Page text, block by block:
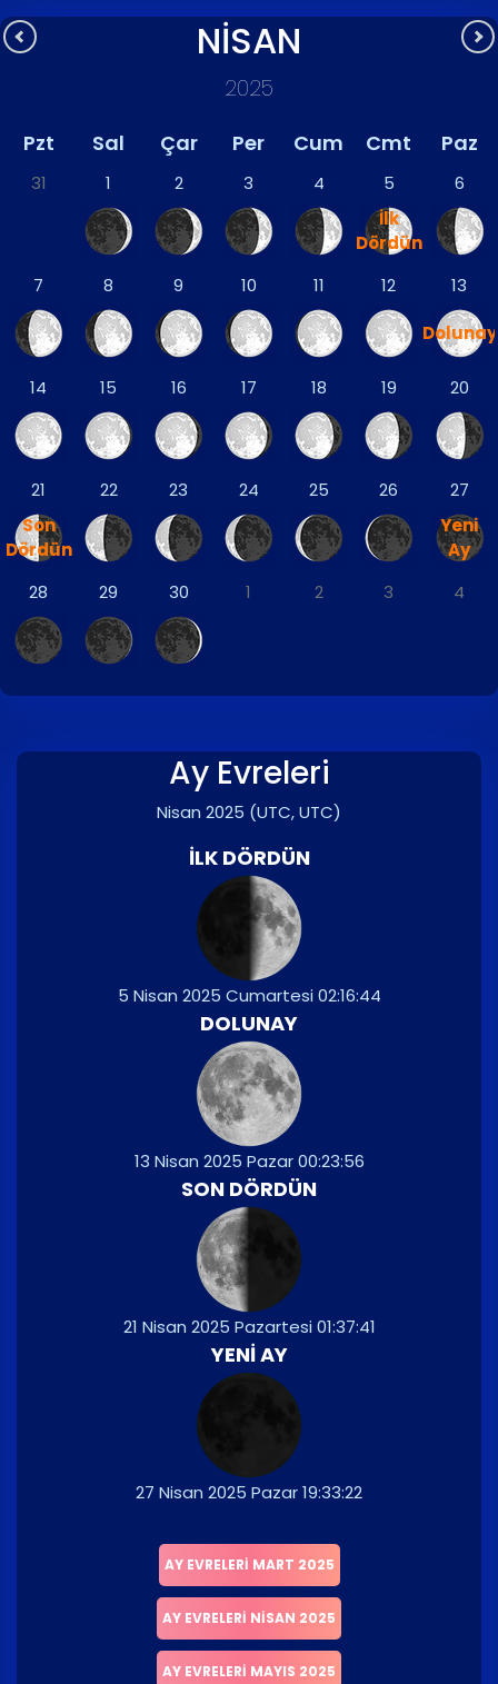
NISAN
2025
Pzt Sal Çar Per Cum Cmt Paz
31 1 2 3 4
5
İlk
Dördün
6
7 8 9 10 11 12 13
Dolunay
14 15 16 17 18 19 20
21
Son
Dördün
22 23 24 25 26
27
Yeni
Ay
28
29 30 1 2 3 4
Ay Evreleri
Nisan 2025 (UTC, UTC)
İLK DÖRDÜN
5 Nisan 2025 Cumartesi 02:16:44
DOLUNAY
13 Nisan 2025 Pazar 00:23:56
SON DÖRDÜN
21 Nisan 2025 Pazartesi 01:37:41
YENI AY
27 Nisan 2025 Pazar 19:33:22
AY EVRELERI MART 2025
AY EVRELERI NISAN 2025
AY EVRELERI MAYIS 2025